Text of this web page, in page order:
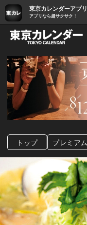
東京カレンダーアプリ
アプリなら超サクサク！
トップ プレミアム